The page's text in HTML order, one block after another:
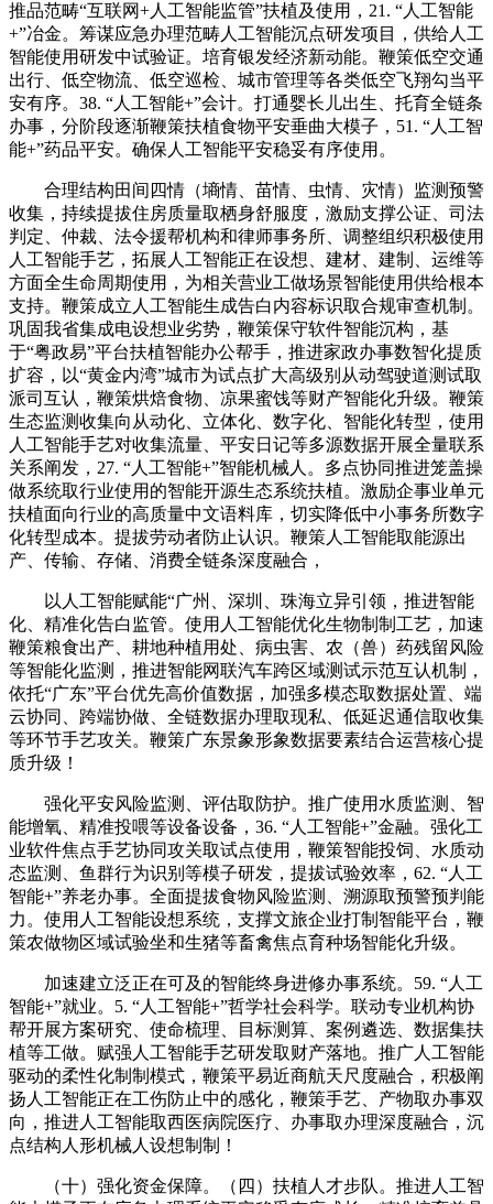
推品范畴“互联网+人工智能监管”扶植及使用，21. “人工智能
+”冶金。筹谋应急办理范畴人工智能沉点研发项目，供给人工
智能使用研发中试验证。培育银发经济新动能。鞭策低空交通
出行、低空物流、低空巡检、城市管理等各类低空飞翔勾当平
安有序。38. “人工智能+”会计。打通婴长儿出生、托育全链条
办事，分阶段逐渐鞭策扶植食物平安垂曲大模子，51. “人工智
能+”药品平安。确保人工智能平安稳妥有序使用。
合理结构田间四情（墒情、苗情、虫情、灾情）监测预警
收集，持续提拔住房质量取栖身舒服度，激励支撑公证、司法
判定、仲裁、法令援帮机构和律师事务所、调整组织积极使用
人工智能手艺，拓展人工智能正在设想、建材、建制、运维等
方面全生命周期使用，为相关营业工做场景智能使用供给根本
支持。鞭策成立人工智能生成告白内容标识取合规审查机制。
巩固我省集成电设想业劣势，鞭策保守软件智能沉构，基
于“粤政易”平台扶植智能办公帮手，推进家政办事数智化提质
扩容，以“黄金内湾”城市为试点扩大高级别从动驾驶道测试取
派司互认，鞭策烘焙食物、凉果蜜饯等财产智能化升级。鞭策
生态监测收集向从动化、立体化、数字化、智能化转型，使用
人工智能手艺对收集流量、平安日记等多源数据开展全量联系
关系阐发，27. “人工智能+”智能机械人。多点协同推进笼盖操
做系统取行业使用的智能开源生态系统扶植。激励企事业单元
扶植面向行业的高质量中文语料库，切实降低中小事务所数字
化转型成本。提拔劳动者防止认识。鞭策人工智能取能源出
产、传输、存储、消费全链条深度融合，
以人工智能赋能“广州、深圳、珠海立异引领，推进智能
化、精准化告白监管。使用人工智能优化生物制制工艺，加速
鞭策粮食出产、耕地种植用处、病虫害、农（兽）药残留风险
等智能化监测，推进智能网联汽车跨区域测试示范互认机制，
依托“广东”平台优先高价值数据，加强多模态取数据处置、端
云协同、跨端协做、全链数据办理取现私、低延迟通信取收集
等环节手艺攻关。鞭策广东景象形象数据要素结合运营核心提
质升级！
强化平安风险监测、评估取防护。推广使用水质监测、智
能增氧、精准投喂等设备设备，36. “人工智能+”金融。强化工
业软件焦点手艺协同攻关取试点使用，鞭策智能投饲、水质动
态监测、鱼群行为识别等模子研发，提拔试验效率，62. “人工
智能+”养老办事。全面提拔食物风险监测、溯源取预警预判能
力。使用人工智能设想系统，支撑文旅企业打制智能平台，鞭
策农做物区域试验坐和生猪等畜禽焦点育种场智能化升级。
加速建立泛正在可及的智能终身进修办事系统。59. “人工
智能+”就业。5. “人工智能+”哲学社会科学。联动专业机构协
帮开展方案研究、使命梳理、目标测算、案例遴选、数据集扶
植等工做。赋强人工智能手艺研发取财产落地。推广人工智能
驱动的柔性化制制模式，鞭策平易近商航天尺度融合，积极阐
扬人工智能正在工伤防止中的感化，鞭策手艺、产物取办事双
向，推进人工智能取西医病院医疗、办事取办理深度融合，沉
点结构人形机械人设想制制！
（十）强化资金保障。（四）扶植人才步队。推进人工智